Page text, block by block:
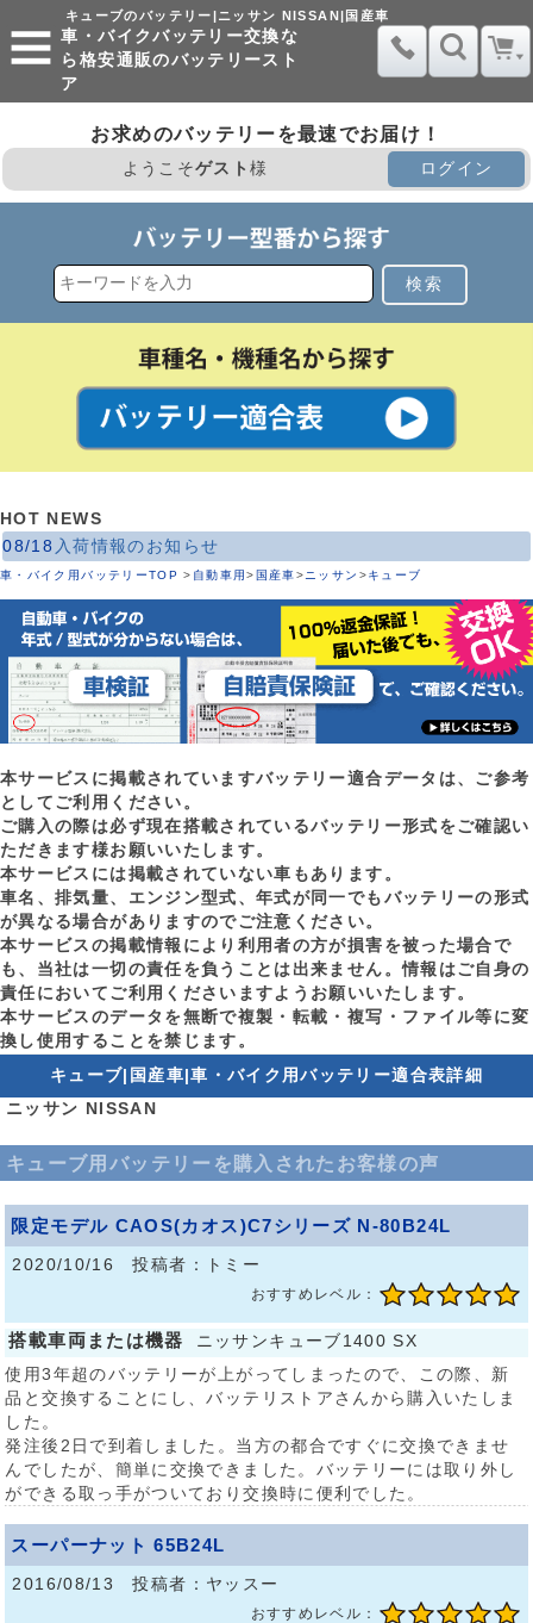
キューブのバッテリー|ニッサン NISSAN|国産車
車・バイクバッテリー交換な
ら格安通販のバッテリースト
ア
お求めのバッテリーを最速でお届け！
ようこそゲスト様 ログイン
検索
HOT NEWS
08/18 入荷情報のお知らせ
車・バイク用バッテリーTOP > 自動車用> 国産車>ニッサン >キューブ
本サービスに掲載されていますバッテリー適合データは、ご参考
としてご利用ください。
ご購入の際は必ず現在搭載されているバッテリー形式をご確認い
ただきます様お願いいたします。
本サービスには掲載されていない車もあります。
車名、排気量、エンジン型式、年式が同一でもバッテリーの形式
が異なる場合がありますのでご注意ください。
本サービスの掲載情報により利用者の方が損害を被った場合で
も、当社は一切の責任を負うことは出来ません。情報はご自身の
責任においてご利用くださいますようお願いいたします。
本サービスのデータを無断で複製・転載・複写・ファイル等に変
換し使用することを禁じます。
キューブ|国産車|車・バイク用バッテリー適合表詳細
ニッサン NISSAN
キューブ用バッテリーを購入されたお客様の声
限定モデル CAOS(カオス)C7シリーズ N-80B24L
2020/10/16 投稿者：トミー
おすすめレベル：
搭載車両または機器
ニッサンキューブ1400 SX
使用3年超のバッテリーが上がってしまったので、この際、新
品と交換することにし、バッテリストアさんから購入いたしま
した。
発注後2日で到着しました。当方の都合ですぐに交換できませ
んでしたが、簡単に交換できました。バッテリーには取り外し
ができる取っ手がついており交換時に便利でした。
スーパーナット 65B24L
2016/08/13 投稿者：ヤッスー
おすすめレベル：